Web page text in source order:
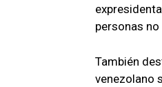
personas
También
venezolano